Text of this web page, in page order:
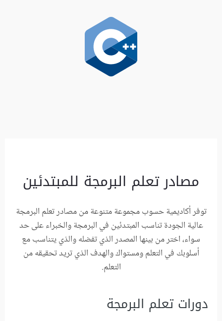
مصادر تعلم البرمجة للمبتدئين
توفر أكاديمية حسوب مجموعة متنوعة من مصادر تعلم البرمجة
عالية الجودة تناسب المبتدئين في البرمجة والخبراء على حد
سواء، اختر من بينها المصدر الذي تفضله والذي يتناسب مع
أسلوبك في التعلم ومستواك والهدف الذي تريد تحقيقه من
التعلم.
دورات تعلم البرمجة